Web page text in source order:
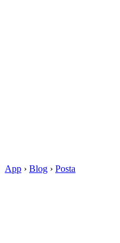
App › Blog › Posta